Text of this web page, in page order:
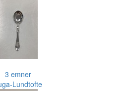
3 emner
Lundtofte